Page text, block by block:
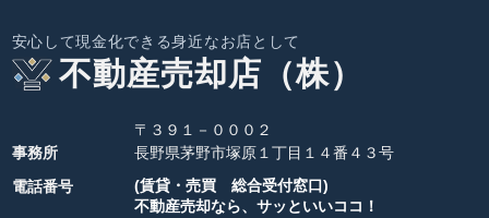
安心して現金化できる身近なお店として
不動産売却店（株）
〒３９１－０００２
事務所
長野県茅野市塚原１丁目１４番４３号
電話番号
(賃貸・売買 総合受付窓口)
不動産売却なら、サッといいココ！